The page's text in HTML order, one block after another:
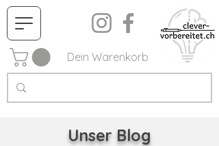
Dein Warenkorb
Unser Blog